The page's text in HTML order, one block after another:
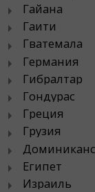
Гайана
Гаити
Гватемала
Германия
Гибралтар
Гондурас
Греция
Грузия
Египет
Израиль